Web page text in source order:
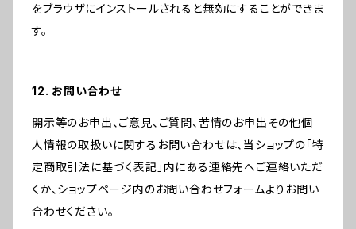
をブラウザにインストールされると無効にすることができま
す。
12. お問い合わせ
開示等のお申出、ご意見、ご質問、苦情のお申出その他個
人情報の取扱いに関するお問い合わせは、当ショップの「特
定商取引法に基づく表記」内にある連絡先へご連絡いただ
くか、ショップページ内のお問い合わせフォームよりお問い
合わせください。